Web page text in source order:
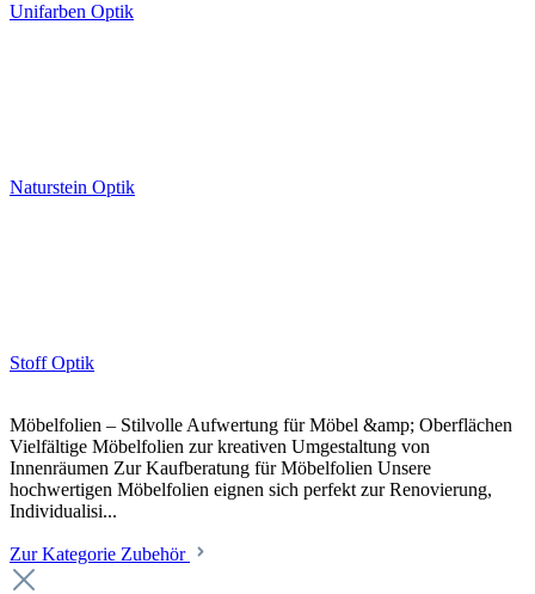
Unifarben Optik
Naturstein Optik
Stoff Optik
Möbelfolien – Stilvolle Aufwertung für Möbel &amp; Oberflächen
Vielfältige Möbelfolien zur kreativen Umgestaltung von
Innenräumen Zur Kaufberatung für Möbelfolien Unsere
hochwertigen Möbelfolien eignen sich perfekt zur Renovierung,
Individualisi...
Zur Kategorie Zubehör